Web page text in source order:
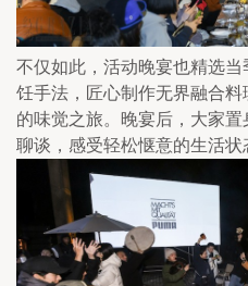
不仅如此，活动晚宴也精选
饪手法，匠心制作无界融合
的味觉之旅。晚宴后，大家
聊谈，感受轻松惬意的生活状